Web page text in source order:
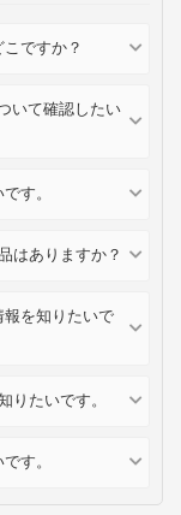
ですか？
いて確認したい
す。
はありますか？
を知りたいで
りたいです。
す。